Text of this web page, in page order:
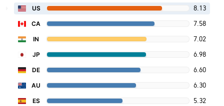
US 8.13
CA 7.58
IN 7.02
JP 6.98
DE 6.60
AU 6.30
ES 5.32